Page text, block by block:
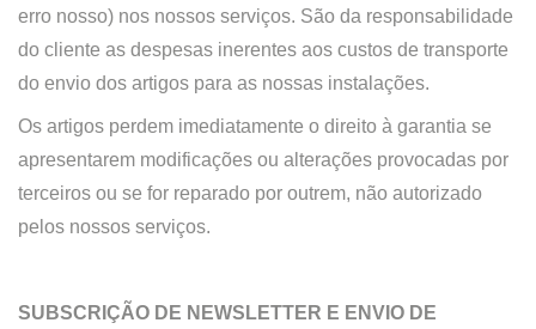
erro nosso) nos nossos serviços. São da responsabilidade
do cliente as despesas inerentes aos custos de transporte
do envio dos artigos para as nossas instalações.
Os artigos perdem imediatamente o direito à garantia se
apresentarem modificações ou alterações provocadas por
terceiros ou se for reparado por outrem, não autorizado
pelos nossos serviços.
SUBSCRIÇÃO DE NEWSLETTER E ENVIO DE